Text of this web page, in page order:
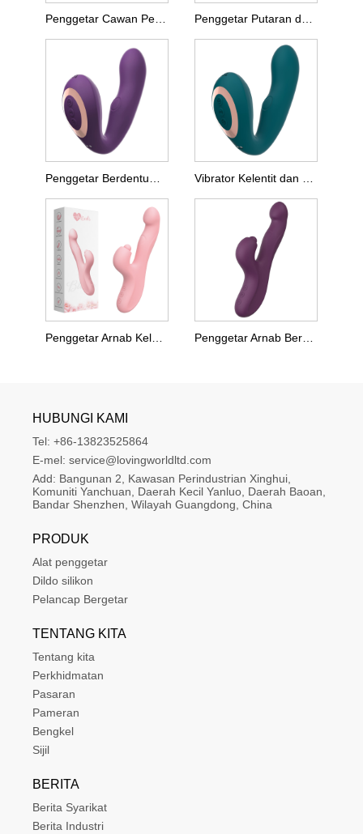
Penggetar Cawan Penyedut Arnab Berputar Penggetar Putaran dan Manik
Penggetar Arnab Kelentit dan G-Spot Penggetar Arnab Berdebar Mata Berganda
HUBUNGI KAMI
Tel: +86-13823525864
E-mel: service@lovingworldltd.com
Add: Bangunan 2, Kawasan Perindustrian Xinghui,
Komuniti Yanchuan, Daerah Kecil Yanluo, Daerah Baoan,
Bandar Shenzhen, Wilayah Guangdong, China
PRODUK
Alat penggetar
Dildo silikon
Pelancap Bergetar
TENTANG KITA
Tentang kita
Perkhidmatan
Pasaran
Pameran
Bengkel
Sijil
BERITA
Berita Syarikat
Berita Industri